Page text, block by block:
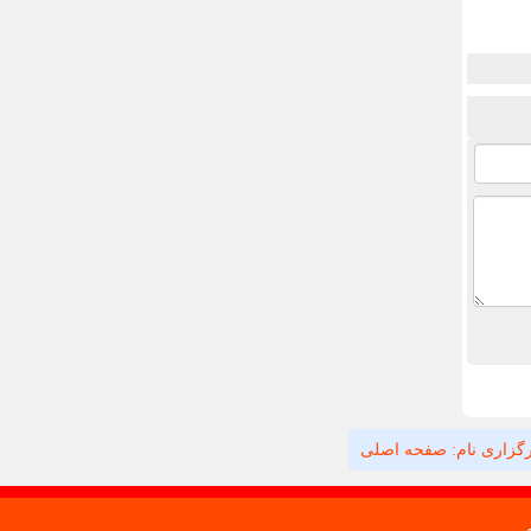
نام: صفحه اصلی